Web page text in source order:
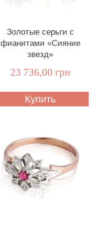
Золотые серьги с
фианитами «Сияние
звезд»
23 736,00 грн
Купить